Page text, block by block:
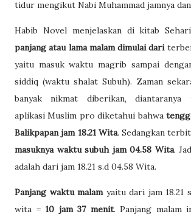
tidur mengikut Nabi Muhammad jamnya
Habib Novel menjelaskan di kitab
panjang atau lama malam dimulai dari
yaitu masuk waktu magrib sampai
siddiq (waktu shalat Subuh). Zaman
banyak nikmat diberikan,
aplikasi Muslim pro diketahui bahwa
Balikpapan jam 18.21 Wita. Sedangkan
masuknya waktu subuh jam 04.58 Wita.
adalah dari jam 18.21 s.d 04.58 Wita.
Panjang waktu malamyaitu dari jam 18.21
wita = 10 jam 37 menit. Panjang malam